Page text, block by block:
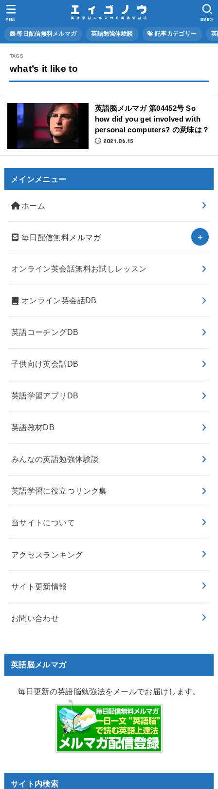
毎日配信無料メルマガ 英語勉強体験談 記事カテゴリー
SEARCH
MENU
what’s it like to
英語脳メルマガ 第04452号 So
how did you get involved with
personal computers? の意味は？
2021.06.15
メインメニュー
ホーム
毎日配信無料メルマガ
オンライン英会話無料お試しレッスン
オンライン英会話DB
英語コーチングDB
子供向け英会話DB
英語学習アプリDB
英語教材DB
みんなの英語勉強体験談
英語学習に役立つリンク集
当サイトについて
アクセスランキング
サイト更新情報
お問い合わせ
英語脳メルマガ
毎日更新の英語脳勉強法をメールでお届けします。
サイト内検索